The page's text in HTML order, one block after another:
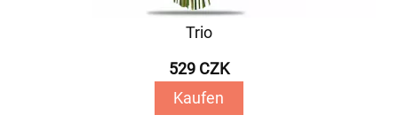
Trio
529 CZK
Kaufen